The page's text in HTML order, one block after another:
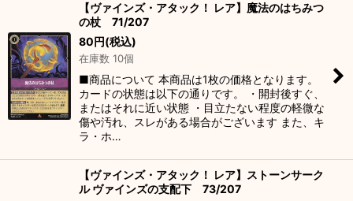
【ヴァインズ・アタック！ レア】魔法のはちみつ
の杖 71/207
80円(税込)
在庫数 10個
■商品について 本商品は1枚の価格となります。
カードの状態は以下の通りです。 ・開封後すぐ、
またはそれに近い状態 ・目立たない程度の軽微な
傷や汚れ、スレがある場合がございます また、キ
ラ・ホ…
【ヴァインズ・アタック！ レア】ストーンサーク
ル ヴァインズの支配下 73/207